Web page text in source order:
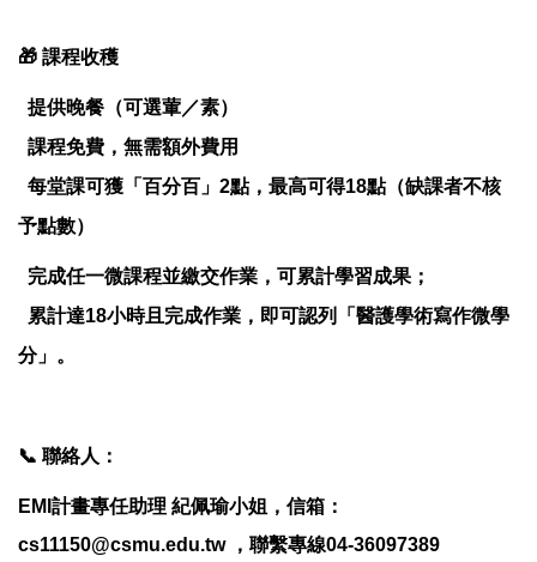
🎁 課程收穫
提供晚餐（可選葷／素）
課程免費，無需額外費用
每堂課可獲「百分百」2點，最高可得18點（缺課者不核
予點數）
完成任一微課程並繳交作業，可累計學習成果；
累計達18小時且完成作業，即可認列「醫護學術寫作微學
分」。
📞 聯絡人：
EMI計畫專任助理 紀佩瑜小姐，信箱：
cs11150@csmu.edu.tw，聯繫專線04-36097389